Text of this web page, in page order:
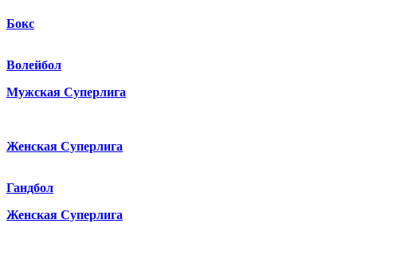
Бокс
Волейбол
Мужская Суперлига
Женская Суперлига
Гандбол
Женская Суперлига